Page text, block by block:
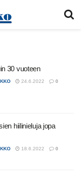
30 vuoteen
24.6.2022 0
hiilinieluja jopa
18.6.2022 0